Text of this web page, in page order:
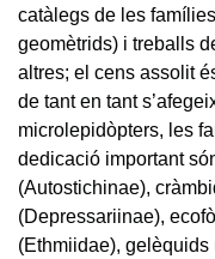
catàlegs de les
geomètrids) i treballs
altres; el cens assolit
de tant en tant
microlepidòpters, les
dedicació important
(Autostichinae),
(Depressariinae),
(Ethmiidae),